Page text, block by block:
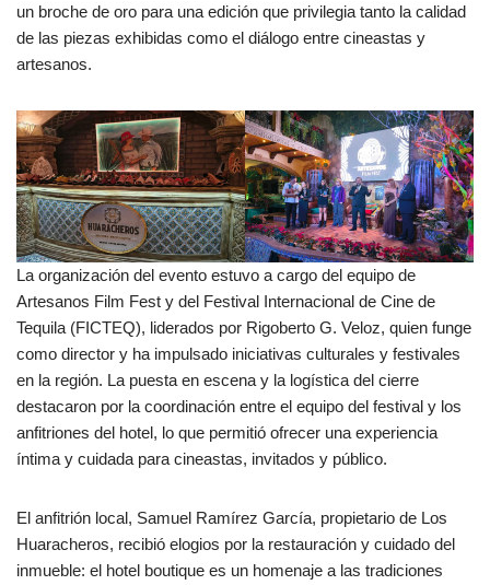
un broche de oro para una edición que privilegia tanto la calidad
de las piezas exhibidas como el diálogo entre cineastas y
artesanos.
La organización del evento estuvo a cargo del equipo de
Artesanos Film Fest y del Festival Internacional de Cine de
Tequila (FICTEQ), liderados por Rigoberto G. Veloz, quien funge
como director y ha impulsado iniciativas culturales y festivales
en la región. La puesta en escena y la logística del cierre
destacaron por la coordinación entre el equipo del festival y los
anfitriones del hotel, lo que permitió ofrecer una experiencia
íntima y cuidada para cineastas, invitados y público.
El anfitrión local, Samuel Ramírez García, propietario de Los
Huaracheros, recibió elogios por la restauración y cuidado del
inmueble: el hotel boutique es un homenaje a las tradiciones